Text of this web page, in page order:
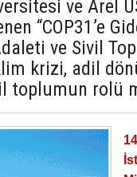
ve Arel
“COP31’e
ve Sivil
krizi, adil
toplumun rolü